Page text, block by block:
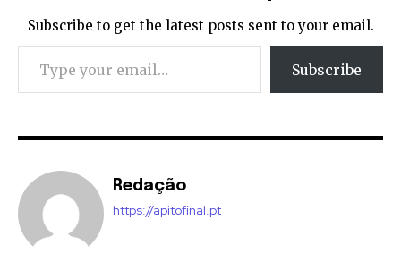
Subscribe to get the latest posts sent to your email.
Type your email…
Subscribe
Redação
https://apitofinal.pt